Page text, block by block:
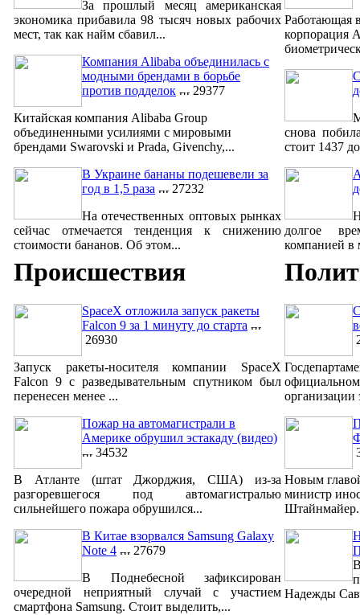
За прошлый месяц американская
экономика прибавила 98 тысяч новых рабочих
мест, так как найм сбавил...
Компания Alibaba объединилась с
модными брендами в борьбе
против подделок
29377
Китайская компания Alibaba Group
объединенными усилиями с мировыми
брендами Swarovski и Prada, Givenchy,...
В Украине бананы подешевели за
год в 1,5 раза
27232
На отечественных оптовых рынках
сейчас отмечается тенденция к снижению
стоимости бананов. Об этом...
Работающая
корпорация
снова
стоит 1437
долгое
компанией в
Происшествия
SpaceX отложила запуск ракеты
Falcon 9 за 1 минуту до старта
26930
Запуск ракеты-носителя компании SpaceX
Falcon 9 с разведывательным спутником был
перенесен менее ...
Пожар на автомагистрали в
Америке обрушил эстакаду (видео)
34532
В Атланте (штат Джорджия, США) из-за
разгоревшегося под автомагистралью
сильнейшего пожара обрушился...
В Китае взорвался Samsung Galaxy
Note 4
27679
В Поднебесной зафиксирован
очередной неприятный случай с участием
смартфона Samsung. Стоит выделить,...
организации
Новым
министр
Надежды